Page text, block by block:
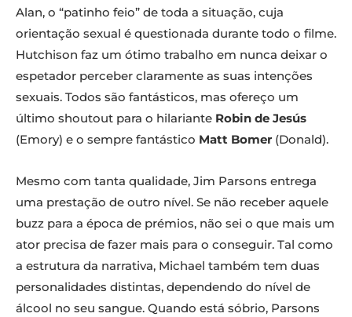
Alan, o “patinho feio” de toda a situação, cuja
orientação sexual é questionada durante todo o filme.
Hutchison faz um ótimo trabalho em nunca deixar o
espetador perceber claramente as suas intenções
sexuais. Todos são fantásticos, mas ofereço um
último shoutout para o hilariante Robin de Jesús
(Emory) e o sempre fantástico Matt Bomer (Donald).
Mesmo com tanta qualidade, Jim Parsons entrega
uma prestação de outro nível. Se não receber aquele
buzz para a época de prémios, não sei o que mais um
ator precisa de fazer mais para o conseguir. Tal como
a estrutura da narrativa, Michael também tem duas
personalidades distintas, dependendo do nível de
álcool no seu sangue. Quando está sóbrio, Parsons